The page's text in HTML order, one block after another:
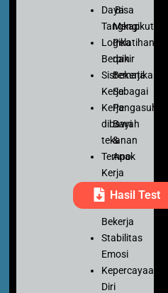
Daya
Tangkap
Logika
Berpikir
Sistematika
Kerja
Kerja
dibawah
tekanan
Tempo
Kerja
Ketelitian
Motivasi
Bekerja
Stabilitas
Emosi
Kepercayaan
Diri
Bisa
Mengikuti
Pelatihan
dan
Bekerja
Sebagai
Pengasuh
Bayi
&
Anak
Hasil Test